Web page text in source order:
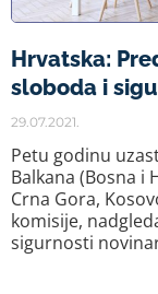
Hrvatska:
sloboda i
29.07.2021.
Petu godinu
Balkana (Bosna i
Crna Gora,
komisije,
sigurnosti